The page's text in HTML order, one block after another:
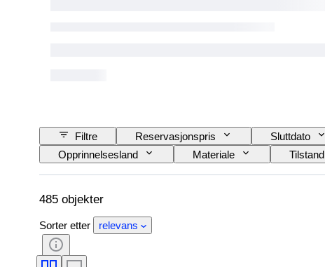
Filtre Reservasjonspris Sluttdato
Opprinnelsesland
Materiale Tilstand
485 objekter
Sorter etter relevans